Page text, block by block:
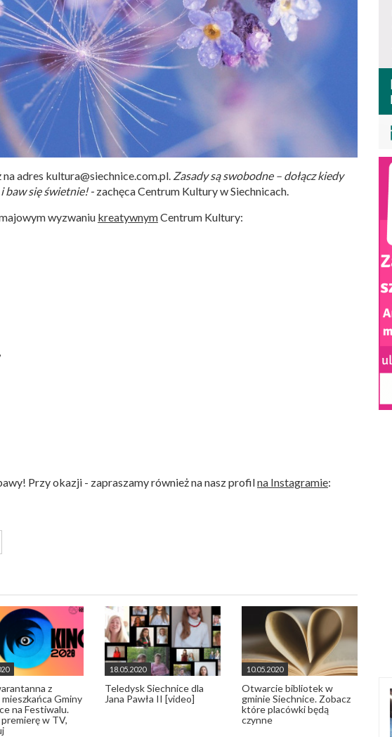
adres kultura@siechnice.com.pl Zasady są swobodne – dołącz kiedy
baw się świetnie! - zachęca Centrum Kultury w Siechnicach.
wyzwaniu kreatywnymCentrum Kultury:
Przy okazji - zapraszamy również na nasz profilna Instagramie:
z
mieszkańca Gminy
na Festiwalu.
w TV,
18.05.2020
Teledysk Siechnice dla
Jana Pawła II [video]
10.05.2020
Otwarcie bibliotek w
gminie Siechnice. Zobacz
które placówki będą
czynne